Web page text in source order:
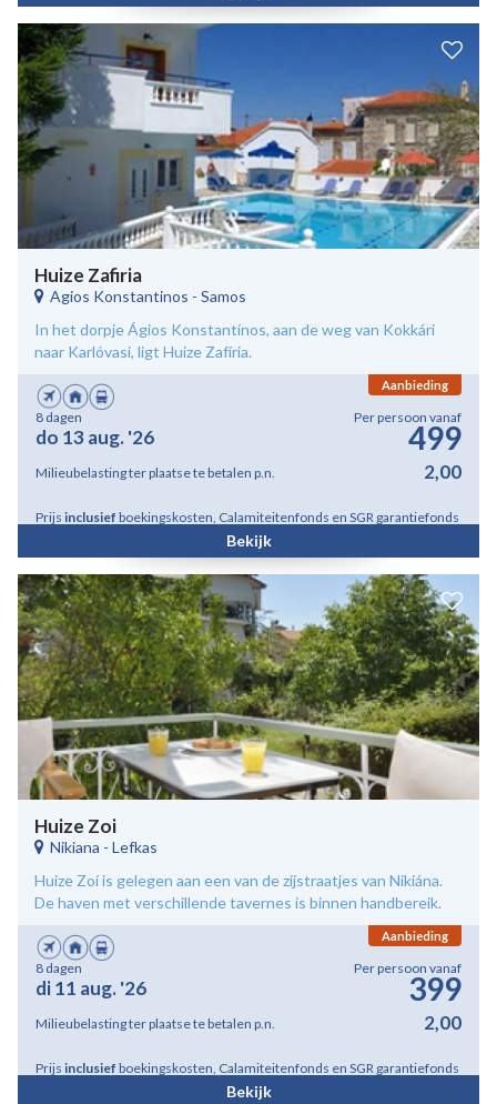
Huize Zafiria
Agios Konstantinos - Samos
In het dorpje Ágios Konstantínos, aan de weg van Kokkári
naar Karlóvasi, ligt Huize Zafíria.
Aanbieding
8 dagen
do 13 aug. '26
Per persoon vanaf
499
Milieubelasting ter plaatse te betalen p.n. 2,00
Prijs inclusief boekingskosten, Calamiteitenfonds en SGR garantiefonds
Bekijk
Huize Zoi
Nikiana - Lefkas
Huize Zoí is gelegen aan een van de zijstraatjes van Nikiána.
De haven met verschillende tavernes is binnen handbereik.
Aanbieding
8 dagen
di 11 aug. '26
Per persoon vanaf
399
Milieubelasting ter plaatse te betalen p.n. 2,00
Prijs inclusief boekingskosten, Calamiteitenfonds en SGR garantiefonds
Bekijk